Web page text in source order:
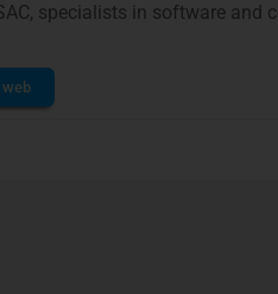
specialists in software and